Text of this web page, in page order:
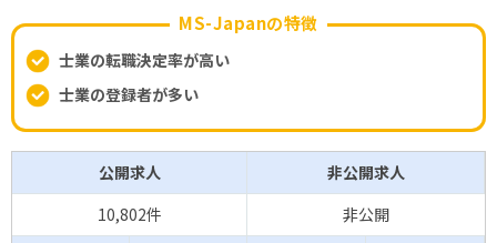
MS-Japanの特徴
士業の転職決定率が高い
士業の登録者が多い
公開求人
非公開求人
10,802件
非公開